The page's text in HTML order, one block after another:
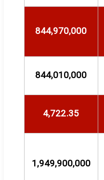
844,970,000
844,010,000
4,722.35
1,949,900,000